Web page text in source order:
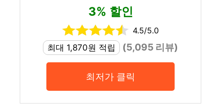
3% 할인
4.5/5.0
최대 1,870원 적립
(5,095 리뷰)
최저가 클릭